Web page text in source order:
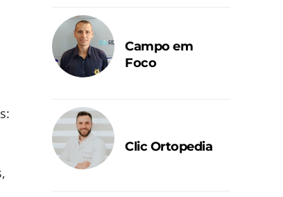
Campo em
Foco
Clic Ortopedia